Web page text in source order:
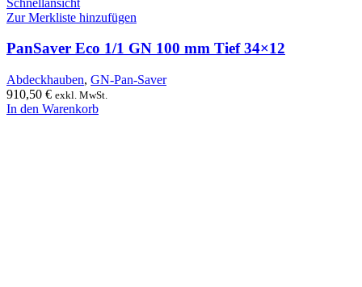
Zur Merkliste hinzufügen
PanSaver Eco 1/1 GN 100 mm Tief 34×12
Abdeckhauben, GN-Pan-Saver
910,50 € exkl. MwSt.
In den Warenkorb